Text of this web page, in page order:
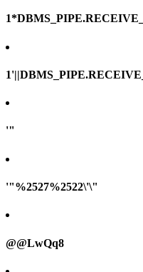
'"
'"%2527%2522\'\"
@@LwQq8